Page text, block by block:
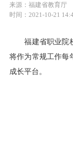
来源：福建省教育厅
时间：2021-10-21
福建省职业院校
将作为常规工作每
成长平台。